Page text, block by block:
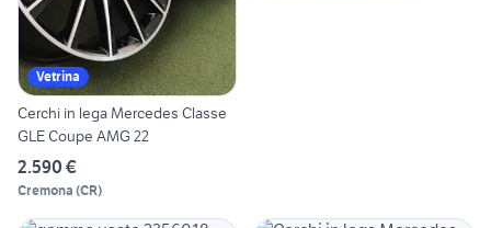
Vetrina
Cerchi in lega Mercedes Classe
GLE Coupe AMG 22
2.590 €
Cremona (CR)